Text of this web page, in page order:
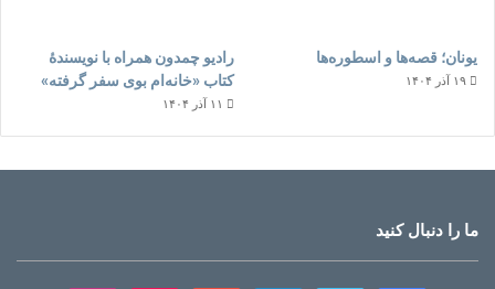
یونان؛ قصه‌ها و اسطوره‌ها
۱۹ آذر ۱۴۰۴
رادیو چمدون همراه با نویسندهٔ
کتاب «خانه‌ام بوی سفر گرفته»
۱۱ آذر ۱۴۰۴
ما را دنبال کنید